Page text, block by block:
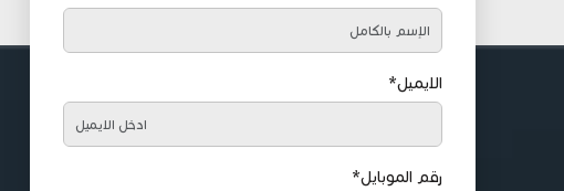
الايميل*
رقم الموبايل*